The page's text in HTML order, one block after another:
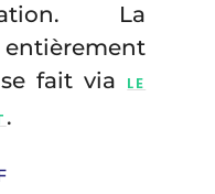
La
fait via
LE
.